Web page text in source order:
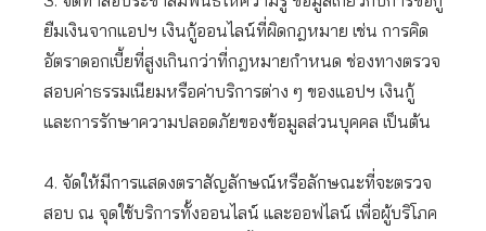
ยืมเงินจากแอปฯ เงินกู้ออนไลน์ที่ผิดกฎหมาย เช่น การคิด
อัตราดอกเบี้ยที่สูงเกินกว่าที่กฎหมายกำหนด ช่องทางตรวจ
สอบค่าธรรมเนียมหรือค่าบริการต่าง ๆ ของแอปฯ เงินกู้
และการรักษาความปลอดภัยของข้อมูลส่วนบุคคล เป็นต้น
4. จัดให้มีการแสดงตราสัญลักษณ์หรือลักษณะที่จะตรวจ
สอบ ณ จุดใช้บริการทั้งออนไลน์ และออฟไลน์ เพื่อผู้บริโภค